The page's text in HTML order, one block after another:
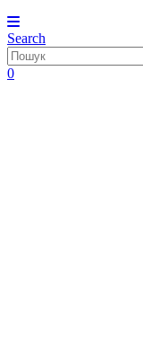
Search
0